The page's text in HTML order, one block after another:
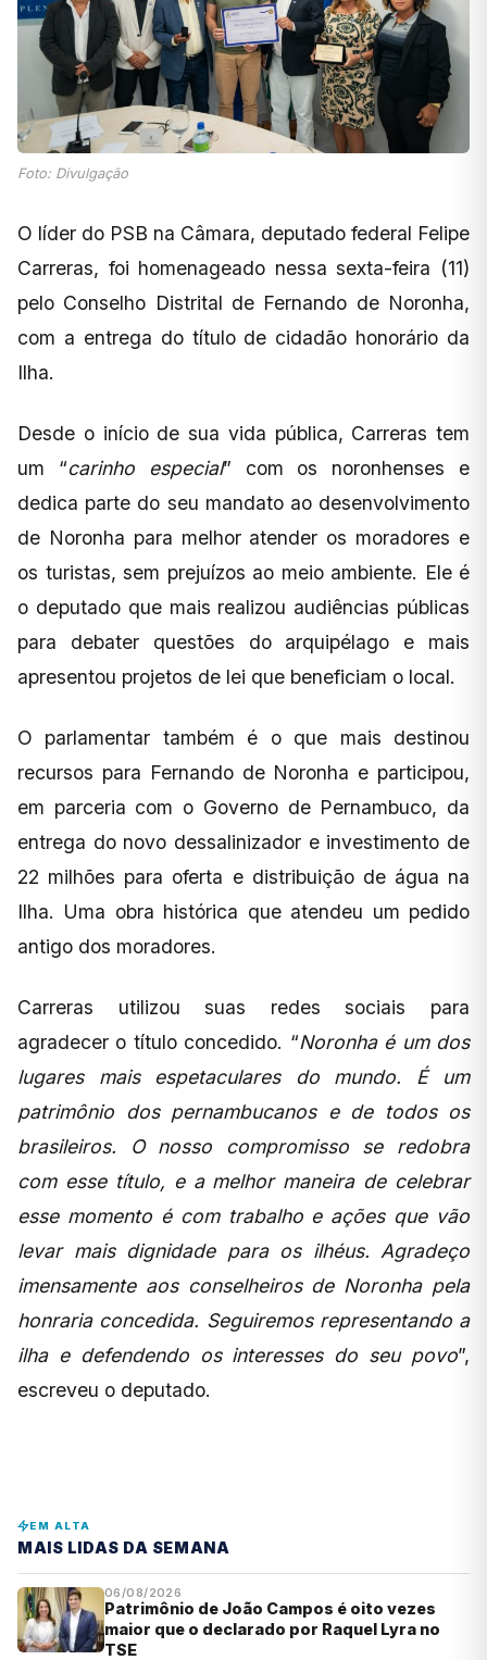
Foto: Divulgação
O líder do PSB na Câmara, deputado federal Felipe
Carreras, foi homenageado nessa sexta-feira (11)
pelo Conselho Distrital de Fernando de Noronha,
com a entrega do título de cidadão honorário da
Ilha.
Desde o início de sua vida pública, Carreras tem
um “carinho especial” com os noronhenses e
dedica parte do seu mandato ao desenvolvimento
de Noronha para melhor atender os moradores e
os turistas, sem prejuízos ao meio ambiente. Ele é
o deputado que mais realizou audiências públicas
para debater questões do arquipélago e mais
apresentou projetos de lei que beneficiam o local.
O parlamentar também é o que mais destinou
recursos para Fernando de Noronha e participou,
em parceria com o Governo de Pernambuco, da
entrega do novo dessalinizador e investimento de
22 milhões para oferta e distribuição de água na
Ilha. Uma obra histórica que atendeu um pedido
antigo dos moradores.
Carreras utilizou suas redes sociais para
agradecer o título concedido. “Noronha é um dos
lugares mais espetaculares do mundo. É um
patrimônio dos pernambucanos e de todos os
brasileiros. O nosso compromisso se redobra
com esse título, e a melhor maneira de celebrar
esse momento é com trabalho e ações que vão
levar mais dignidade para os ilhéus. Agradeço
imensamente aos conselheiros de Noronha pela
honraria concedida. Seguiremos representando a
ilha e defendendo os interesses do seu povo”,
escreveu o deputado.
EM ALTA
MAIS LIDAS DA SEMANA
06/08/2026
Patrimônio de João Campos é oito vezes
maior que o declarado por Raquel Lyra no
TSE